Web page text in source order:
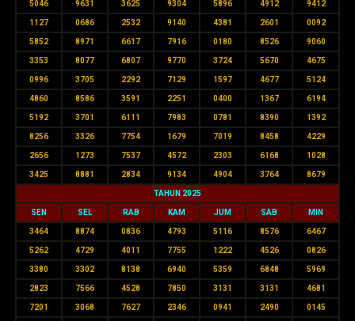
5046 9631 3625 9304 5896 4912 9412
1127 0686 2532 9140 4381 2601 0092
5852 8971 6617 7916 0180 8526 9060
3353 8077 6807 9770 3724 5670 4675
0996 3705 2292 7129 1597 4677 5124
4860 8586 3591 2251 0400 1367 6194
5192 3701 6111 7983 0781 8390 1392
8256 3326 7754 1679 7019 8458 4229
2656 1273 7537 4572 2303 6168 1028
3425 8881 2834 9134 4904 3764 8679
TAHUN 2025
SEN SEL RAB KAM JUM SAB MIN
3464 8874 0836 4793 5116 8576 6467
5262 4729 4011 7755 1222 4526 0826
3380 3302 8138 6940 5359 6848 5969
2823 7566 4528 7850 3131 3131 4681
7201 3068 7627 2346 0941 2490 0145